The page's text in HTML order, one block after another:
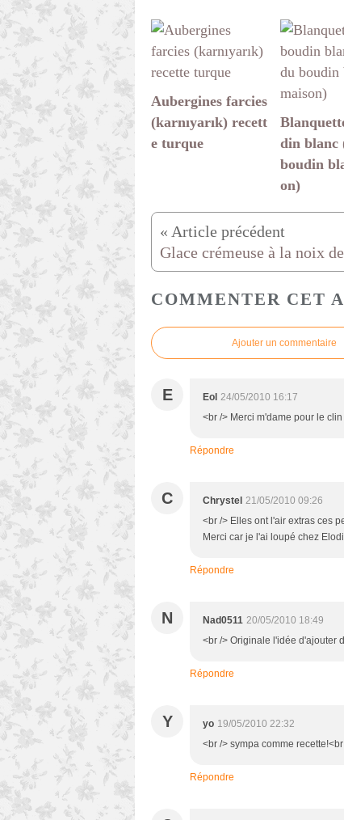
Aubergines farcies
(karnıyarık) recett
e turque
din blanc
boudin
on)
Glace crémeuse à la noix
COMMENTER CET
Ajouter un commentaire
E Eol 24/05/2010 16:17
<br /> Merci m'dame pour le
Répondre
C Chrystel 21/05/2010 09:26
<br /> Elles ont l'air extras ces
Merci car je l'ai loupé chez
Répondre
N Nad0511 20/05/2010 18:49
<br /> Originale l'idée d'ajouter
Répondre
Y yo 19/05/2010 22:32
<br /> sympa comme
Répondre